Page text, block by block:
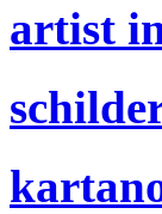
artist